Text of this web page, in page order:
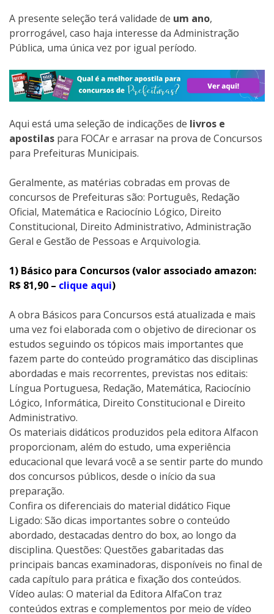
A presente seleção terá validade de um ano,
prorrogável, caso haja interesse da Administração
Pública, uma única vez por igual período.
Aqui está uma seleção de indicações de livros e
apostilas para FOCAr e arrasar na prova de Concursos
para Prefeituras Municipais.
Geralmente, as matérias cobradas em provas de
concursos de Prefeituras são: Português, Redação
Oficial, Matemática e Raciocínio Lógico, Direito
Constitucional, Direito Administrativo, Administração
Geral e Gestão de Pessoas e Arquivologia.
1) Básico para Concursos (valor associado amazon:
R$ 81,90 – clique aqui)
A obra Básicos para Concursos está atualizada e mais
uma vez foi elaborada com o objetivo de direcionar os
estudos seguindo os tópicos mais importantes que
fazem parte do conteúdo programático das disciplinas
abordadas e mais recorrentes, previstas nos editais:
Língua Portuguesa, Redação, Matemática, Raciocínio
Lógico, Informática, Direito Constitucional e Direito
Administrativo.
Os materiais didáticos produzidos pela editora Alfacon
proporcionam, além do estudo, uma experiência
educacional que levará você a se sentir parte do mundo
dos concursos públicos, desde o início da sua
preparação.
Confira os diferenciais do material didático Fique
Ligado: São dicas importantes sobre o conteúdo
abordado, destacadas dentro do box, ao longo da
disciplina. Questões: Questões gabaritadas das
principais bancas examinadoras, disponíveis no final de
cada capítulo para prática e fixação dos conteúdos.
Vídeo aulas: O material da Editora AlfaCon traz
conteúdos extras e complementos por meio de vídeo